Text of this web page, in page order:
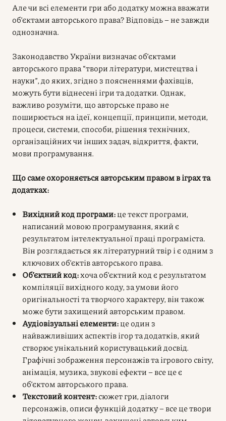
Але чи всі елементи гри або додатку можна вважати
об’єктами авторського права? Відповідь – не завжди
однозначна.
Законодавство України визначає об’єктами
авторського права “твори літератури, мистецтва і
науки”, до яких, згідно з поясненнями фахівців,
можуть бути віднесені ігри та додатки. Однак,
важливо розуміти, що авторське право не
поширюється на ідеї, концепції, принципи, методи,
процеси, системи, способи, рішення технічних,
організаційних чи інших задач, відкриття, факти,
мови програмування.
Що саме охороняється авторським правом в іграх та
додатках:
Вихідний код програми:це текст програми,
написаний мовою програмування, який є
результатом інтелектуальної праці програміста.
Він розглядається як літературний твір і є одним з
ключових об’єктів авторського права.
Об’єктний код:хоча об’єктний код є результатом
компіляції вихідного коду, за умови його
оригінальності та творчого характеру, він також
може бути захищений авторським правом.
Аудіовізуальні елементи:це один з
найважливіших аспектів ігор та додатків, який
створює унікальний користувацький досвід.
Графічні зображення персонажів та ігрового світу,
анімація, музика, звукові ефекти – все це є
об’єктом авторського права.
Текстовий контент:сюжет гри, діалоги
персонажів, описи функцій додатку – все це твори